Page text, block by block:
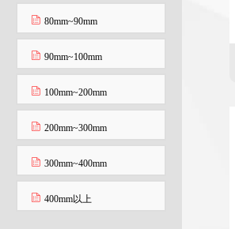
80mm~90mm
90mm~100mm
100mm~200mm
200mm~300mm
300mm~400mm
400mm以上